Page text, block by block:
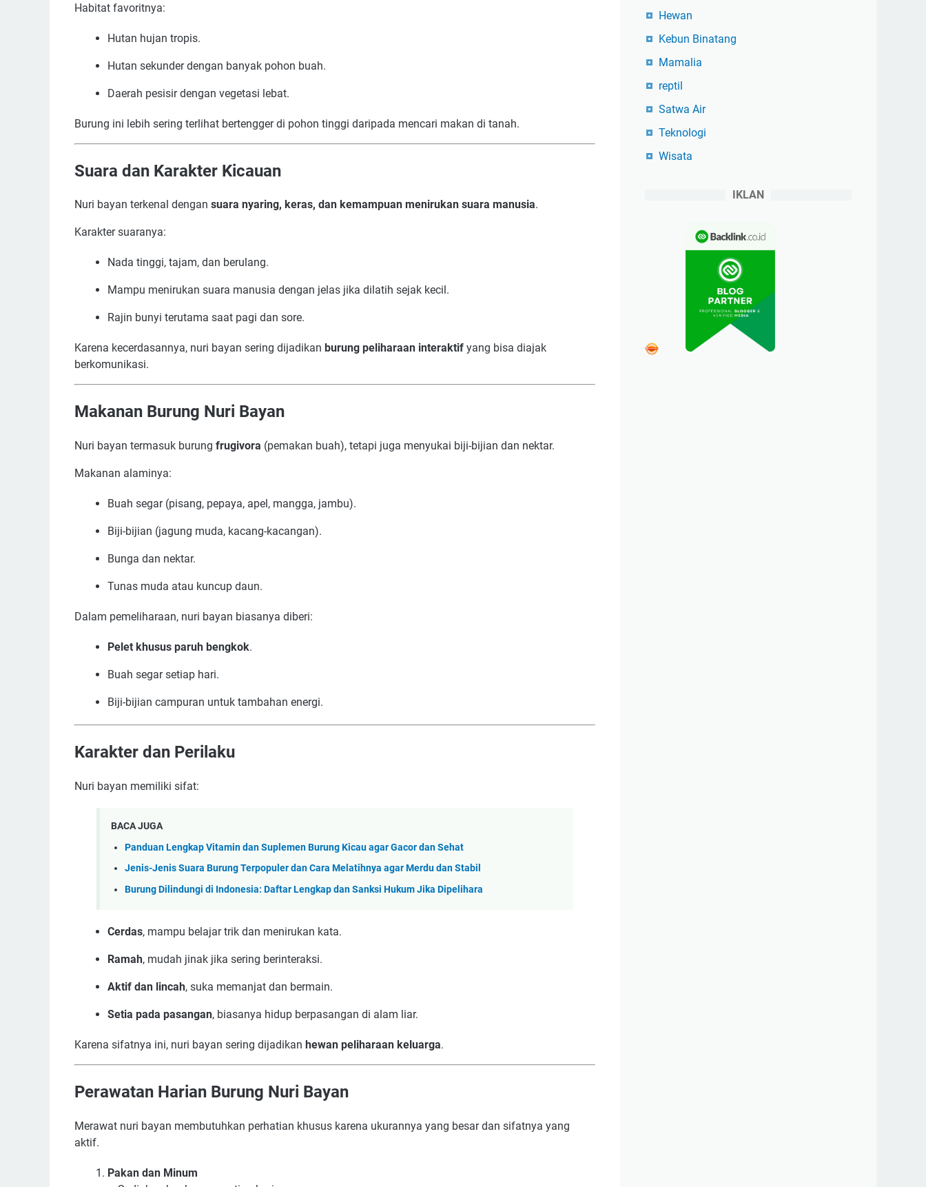
Habitat favoritnya:
Hutan hujan tropis.
Hutan sekunder dengan banyak pohon buah.
Daerah pesisir dengan vegetasi lebat.
Burung ini lebih sering terlihat bertengger di pohon tinggi daripada mencari makan di tanah.
Suara dan Karakter Kicauan
Nuri bayan terkenal dengan suara nyaring, keras, dan kemampuan menirukan suara manusia.
Karakter suaranya:
Nada tinggi, tajam, dan berulang.
Mampu menirukan suara manusia dengan jelas jika dilatih sejak kecil.
Rajin bunyi terutama saat pagi dan sore.
Karena kecerdasannya, nuri bayan sering dijadikan burung peliharaan interaktif yang bisa diajak
berkomunikasi.
Makanan Burung Nuri Bayan
Nuri bayan termasuk burung frugivora (pemakan buah), tetapi juga menyukai biji-bijian dan nektar.
Makanan alaminya:
Buah segar (pisang, pepaya, apel, mangga, jambu).
Biji-bijian (jagung muda, kacang-kacangan).
Bunga dan nektar.
Tunas muda atau kuncup daun.
Dalam pemeliharaan, nuri bayan biasanya diberi:
Pelet khusus paruh bengkok.
Buah segar setiap hari.
Biji-bijian campuran untuk tambahan energi.
Karakter dan Perilaku
Nuri bayan memiliki sifat:
BACA JUGA
Panduan Lengkap Vitamin dan Suplemen Burung Kicau agar Gacor dan Sehat
Jenis-Jenis Suara Burung Terpopuler dan Cara Melatihnya agar Merdu dan Stabil
Burung Dilindungi di Indonesia: Daftar Lengkap dan Sanksi Hukum Jika Dipelihara
Cerdas, mampu belajar trik dan menirukan kata.
Ramah, mudah jinak jika sering berinteraksi.
Aktif dan lincah, suka memanjat dan bermain.
Setia pada pasangan, biasanya hidup berpasangan di alam liar.
Karena sifatnya ini, nuri bayan sering dijadikan hewan peliharaan keluarga.
Perawatan Harian Burung Nuri Bayan
Merawat nuri bayan membutuhkan perhatian khusus karena ukurannya yang besar dan sifatnya yang
aktif.
Pakan dan Minum
Hewan
Kebun Binatang
Mamalia
reptil
Satwa Air
Teknologi
Wisata
IKLAN